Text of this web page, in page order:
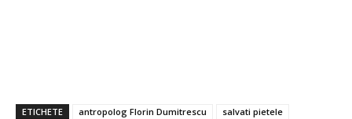
ETICHETE antropolog Florin Dumitrescu
salvati pietele